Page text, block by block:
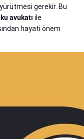
gerekir. Bu
avukatı ile
hayati önem